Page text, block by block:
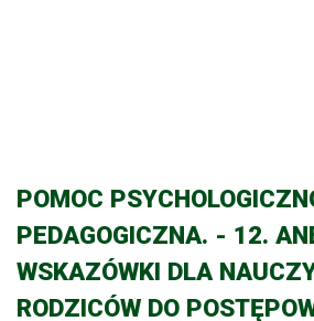
POMOC
PEDAGOGICZNA. - 12.
WSKAZÓWKI DLA
RODZICÓW DO